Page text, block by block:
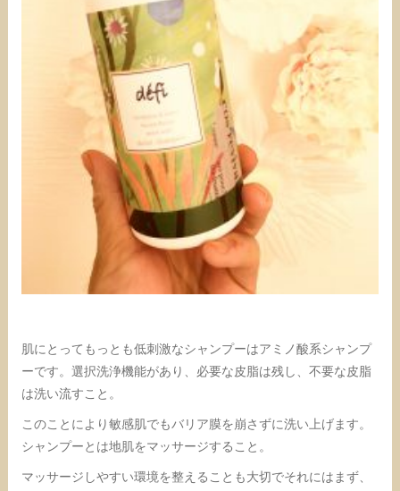
肌にとってもっとも低刺激なシャンプーはアミノ酸系シャンプ
ーです。選択洗浄機能があり、必要な皮脂は残し、不要な皮脂
は洗い流すこと。
このことにより敏感肌でもバリア膜を崩さずに洗い上げます。
シャンプーとは地肌をマッサージすること。
マッサージしやすい環境を整えることも大切でそれにはまず、